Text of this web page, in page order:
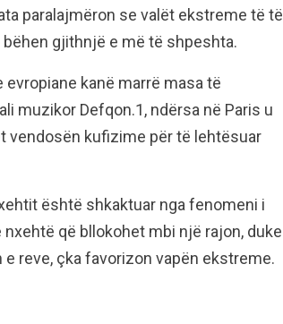
paralajmëron se valët ekstreme të të
gjithnjë e më të shpeshta.
kanë marrë masa të
muzikor Defqon.1, ndërsa në Paris u
vendosën kufizime për të lehtësuar
është shkaktuar nga fenomeni i
që bllokohet mbi një rajon, duke
reve, çka favorizon vapën ekstreme.